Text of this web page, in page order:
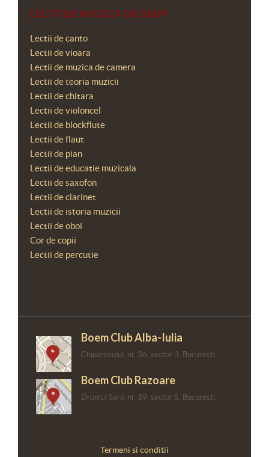
LECTII DE MUZICA DE GRUP
Lectii de canto
Lectii de vioara
Lectii de muzica de camera
Lectii de teoria muzicii
Lectii de chitara
Lectii de violoncel
Lectii de blockflute
Lectii de flaut
Lectii de pian
Lectii de educatie muzicala
Lectii de saxofon
Lectii de clarinet
Lectii de istoria muzicii
Lectii de oboi
Cor de copii
Lectii de percutie
Boem Club Alba-Iulia
Chiparosului, nr. 36, sector 3, Bucuresti
Boem Club Razoare
Drumul Sarii, nr. 39, sector 5, Bucuresti.
Termeni si conditii